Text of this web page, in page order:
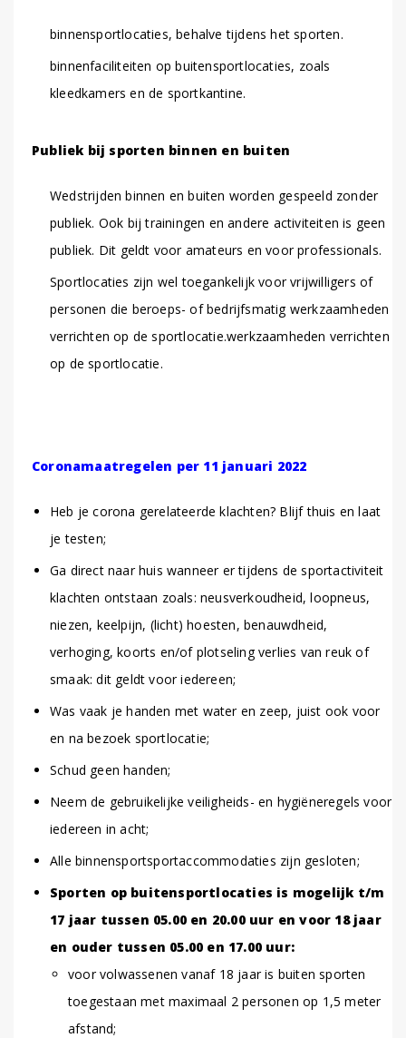
binnensportlocaties, behalve tijdens het sporten.
binnenfaciliteiten op buitensportlocaties, zoals
kleedkamers en de sportkantine.
Publiek bij sporten binnen en buiten
Wedstrijden binnen en buiten worden gespeeld zonder
publiek. Ook bij trainingen en andere activiteiten is geen
publiek. Dit geldt voor amateurs en voor professionals.
Sportlocaties zijn wel toegankelijk voor vrijwilligers of
personen die beroeps- of bedrijfsmatig werkzaamheden
verrichten op de sportlocatie.werkzaamheden verrichten
op de sportlocatie.
Coronamaatregelen per 11 januari 2022
Heb je corona gerelateerde klachten? Blijf thuis en laat
je testen;
Ga direct naar huis wanneer er tijdens de sportactiviteit
klachten ontstaan zoals: neusverkoudheid, loopneus,
niezen, keelpijn, (licht) hoesten, benauwdheid,
verhoging, koorts en/of plotseling verlies van reuk of
smaak: dit geldt voor iedereen;
Was vaak je handen met water en zeep, juist ook voor
en na bezoek sportlocatie;
Schud geen handen;
Neem de gebruikelijke veiligheids- en hygiëneregels voor
iedereen in acht;
Alle binnensportsportaccommodaties zijn gesloten;
Sporten op buitensportlocaties is mogelijk t/m
17 jaar tussen 05.00 en 20.00 uur en voor 18 jaar
en ouder tussen 05.00 en 17.00 uur:
voor volwassenen vanaf 18 jaar is buiten sporten
toegestaan met maximaal 2 personen op 1,5 meter
afstand;